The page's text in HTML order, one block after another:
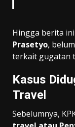
Hingga berita
Prasetyo,
terkait gugatan
Kasus
Travel
Sebelumnya,